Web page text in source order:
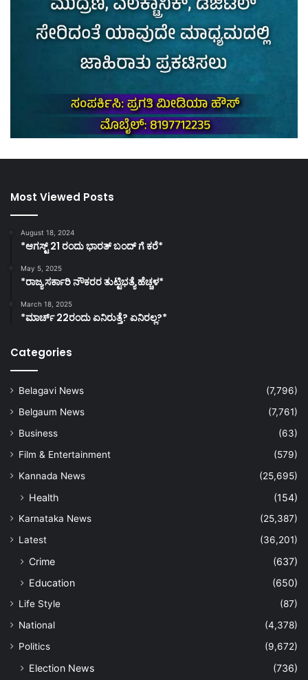
Most Viewed Posts
August 18, 2024
*ಆಗಸ್ಟ್ 21 ರಂದು ಭಾರತ್‌ ಬಂದ್‌ ಗೆ ಕರೆ*
May 5, 2025
*ರಾಜ್ಯ ಸರ್ಕಾರಿ ನೌಕರರ ತುಟ್ಟಿಭತ್ಯೆ ಹೆಚ್ಚಳ*
March 18, 2025
*ಮಾರ್ಚ್ 22ರಂದು ಏನಿರುತ್ತೆ? ಏನಿರಲ್ಲ?*
Categories
Belagavi News
(7,796)
Belgaum News
(7,761)
Business
(63)
Film & Entertainment
(579)
Kannada News
(25,695)
Health (154)
Karnataka News
(25,387)
Latest
(36,201)
Crime
(637)
Education
(650)
Life Style
(87)
National
(4,378)
Politics
(9,672)
Election News (736)